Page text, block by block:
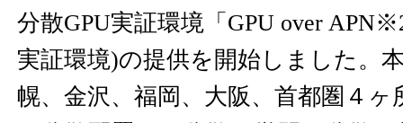
分散GPU実証環境「GPU over
実証環境)の提供を開始しました。
幌、金沢、福岡、大阪、首都圏４ヶ